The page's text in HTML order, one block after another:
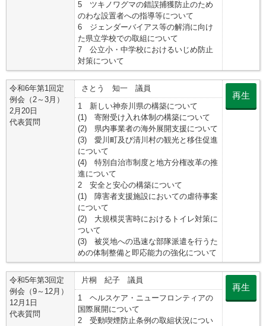
5 ツキノワグマの錯誤捕獲防止のため
のわな設置者への指導等について
6 ジェンダーバイアス等の解消に向け
た県立学校での取組について
7 公立小・中学校におけるいじめ防止
対策について
令和6年第1回定
例会（2～3月）
2月20日
代表質問
さとう 知一 議員
1 新しい神奈川県の構築について
(1) 寄附受け入れ体制の構築について
(2) 県内事業者の海外展開支援について
(3) 愛川町及び清川村の観光と移住促進
について
(4) 特別自治市制度と地方分権改革の推
進について
2 安全と安心の構築について
(1) 障害者支援施設においての虐待事案
について
(2) 大規模災害時におけるトイレ対策に
ついて
(3) 被災地への迅速な部隊派遣を行うた
めの体制整備と即応能力の強化について
再生
令和5年第3回定
例会（9～12月）
12月1日
代表質問
片桐 紀子 議員
1 ヘルスケア・ニューフロンティアの
国際展開について
2 受動喫煙防止条例の取組状況につい
再生